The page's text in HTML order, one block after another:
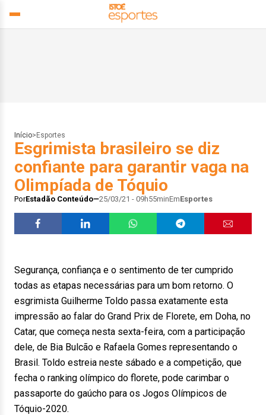
Início> Esportes
Esgrimista brasileiro se diz
confiante para garantir vaga na
Olimpíada de Tóquio
PorEstadão Conteúdo 25/03/21 - 09h55minEmEsportes
Segurança, confiança e o sentimento de ter cumprido
todas as etapas necessárias para um bom retorno. O
esgrimista Guilherme Toldo passa exatamente esta
impressão ao falar do Grand Prix de Florete, em Doha, no
Catar, que começa nesta sexta-feira, com a participação
dele, de Bia Bulcão e Rafaela Gomes representando o
Brasil. Toldo estreia neste sábado e a competição, que
fecha o ranking olímpico do florete, pode carimbar o
passaporte do gaúcho para os Jogos Olímpicos de
Tóquio-2020.